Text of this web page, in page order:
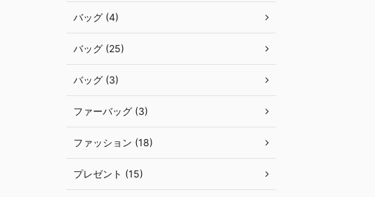
バッグ (4)
バッグ (25)
バッグ (3)
ファーバッグ (3)
ファッション (18)
プレゼント (15)